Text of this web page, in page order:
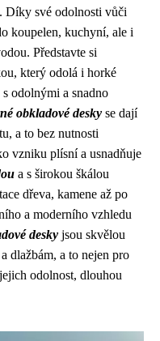
Díky své odolnosti vůči
koupelen, kuchyní, ale i
Představte si
který odolá i horké
odolnými a snadno
obkladové desky se dají
a to bez nutnosti
vzniku plísní a usnadňuje
a s širokou škálou
dřeva, kamene až po
a moderního vzhledu
desky jsou skvělou
dlažbám, a to nejen pro
odolnost, dlouhou